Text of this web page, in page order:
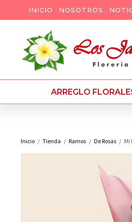
INICIO NOSOTROS
ARREGLO
Inicio Tienda Ramos De Rosas Mi